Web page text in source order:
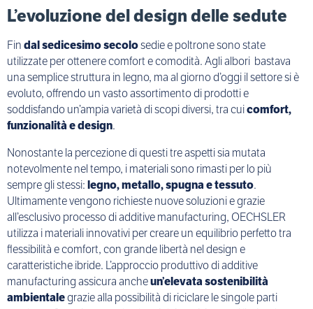
L’evoluzione del design delle sedute
Findal sedicesimo secolosedie e poltrone sono state
utilizzate per ottenere comfort e comodità. Agli albori bastava
una semplice struttura in legno, ma al giorno d’oggi il settore si è
evoluto, offrendo un vasto assortimento di prodotti e
soddisfando un’ampia varietà di scopi diversi, tra cuicomfort,
funzionalità e design.
Nonostante la percezione di questi tre aspetti sia mutata
notevolmente nel tempo, i materiali sono rimasti per lo più
sempre gli stessi:legno, metallo, spugna e tessuto.
Ultimamente vengono richieste nuove soluzioni e grazie
all’esclusivo processo di additive manufacturing, OECHSLER
utilizza i materiali innovativi per creare un equilibrio perfetto tra
flessibilità e comfort, con grande libertà nel design e
caratteristiche ibride. L’approccio produttivo di additive
manufacturing assicura ancheun’elevata sostenibilità
ambientalegrazie alla possibilità di riciclare le singole parti